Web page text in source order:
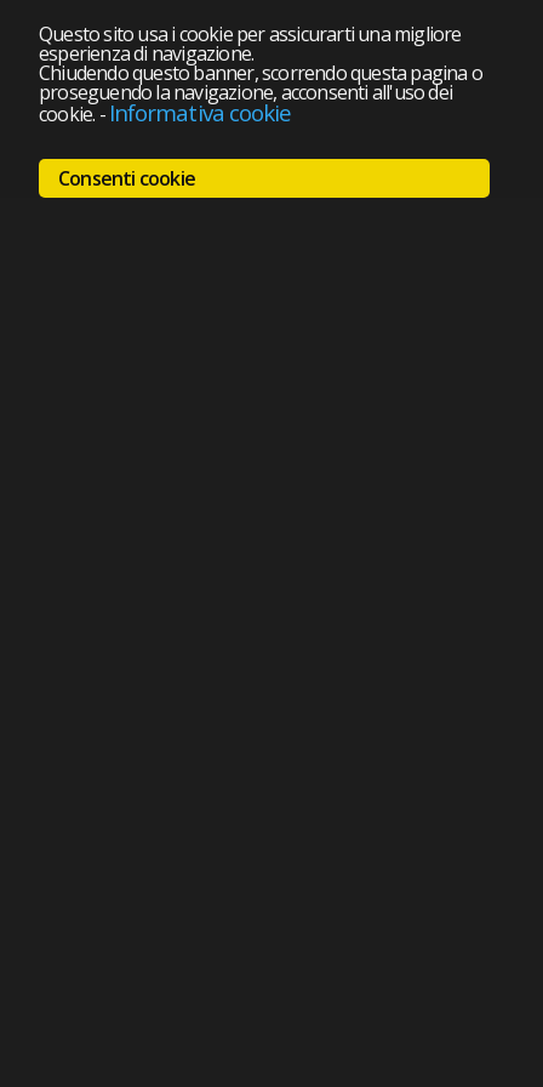
Questo sito usa i cookie per assicurarti una migliore
esperienza di navigazione.
Chiudendo questo banner, scorrendo questa pagina o
proseguendo la navigazione, acconsenti all'uso dei
cookie. - Informativa cookie
Consenti cookie